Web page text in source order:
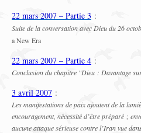
22 mars 2007 – Partie 3 :
Suite de la conversation avec Dieu du 26
a New Era
22 mars 2007 – Partie 4 :
Conclusion du chapitre "Dieu : Davantage
3 avril 2007 :
Les manifestations de paix ajoutent de la
encouragement, nécessité d’être préparé ;
aucune attaque sérieuse contre l’Iran vue